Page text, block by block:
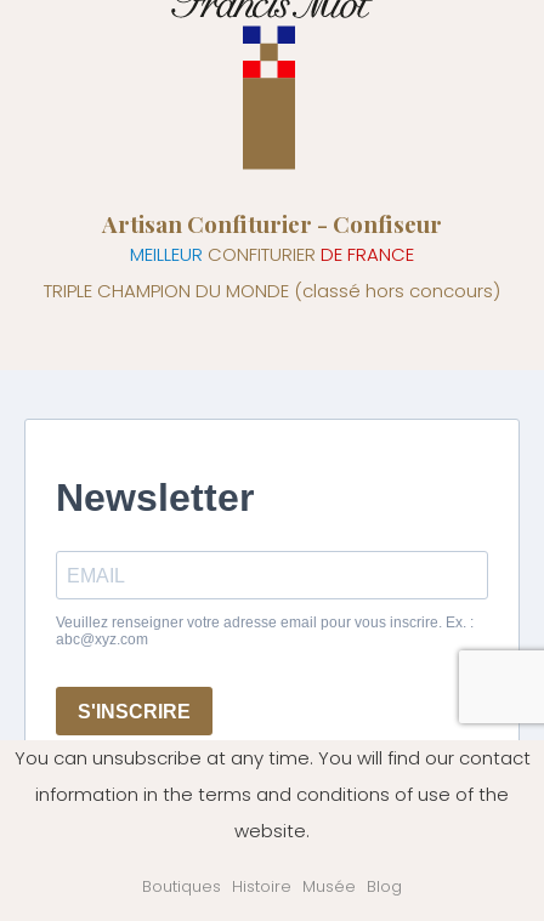
Artisan Confiturier - Confiseur
MEILLEUR CONFITURIER DE FRANCE
TRIPLE CHAMPION DU MONDE (classé hors concours)
You can unsubscribe at any time. You will find our contact
information in the terms and conditions of use of the
website.
Boutiques Histoire Musée Blog